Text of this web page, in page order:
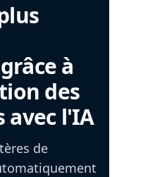
à
des
avec l'IA
de